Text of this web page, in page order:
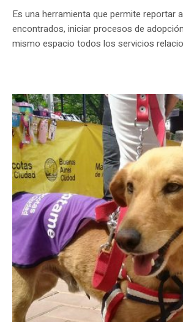
Es una herramienta que permite reportar
encontrados, iniciar procesos de
mismo espacio todos los servicios